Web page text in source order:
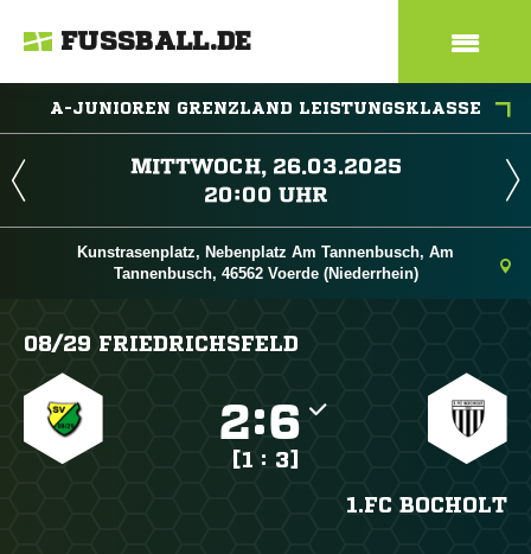
FUSSBALL.DE
A-JUNIOREN GRENZLAND LEISTUNGSKLASSE
 
 
Kunstrasenplatz, Nebenplatz Am Tannenbusch, Am
Tannenbusch, 46562 Voerde (Niederrhein)
08/​29 FRIEDRICHSFELD
:
[1 : 3]
1.FC BOCHOLT